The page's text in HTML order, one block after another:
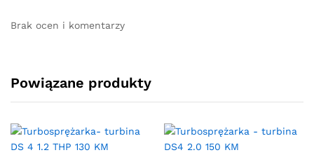
Brak ocen i komentarzy
Powiązane produkty